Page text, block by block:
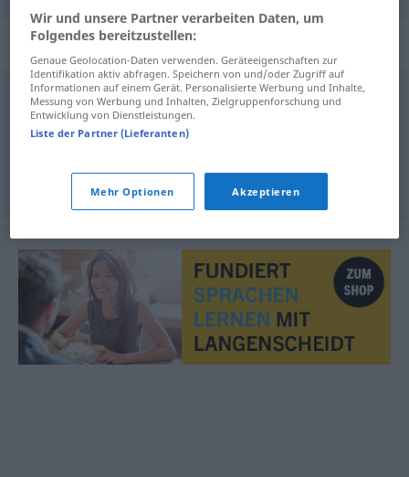
Synonyme für "Rutsche"
Rutschbahn,Rinne
© OpenThesaurus.de
Wir und unsere Partner verarbeiten Daten, um
Folgendes bereitzustellen:
Genaue Geolocation-Daten verwenden. Geräteeigenschaften zur
Identifikation aktiv abfragen. Speichern von und/oder Zugriff auf
Informationen auf einem Gerät. Personalisierte Werbung und Inhalte,
Messung von Werbung und Inhalten, Zielgruppenforschung und
Entwicklung von Dienstleistungen.
Liste der Partner (Lieferanten)
Mehr Optionen Akzeptieren